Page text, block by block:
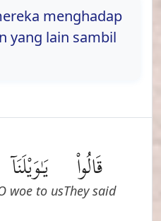
menghadap
yang lain sambil
قَالُوا۟
They said
يَـٰوَيْلَنَآ
woe to us